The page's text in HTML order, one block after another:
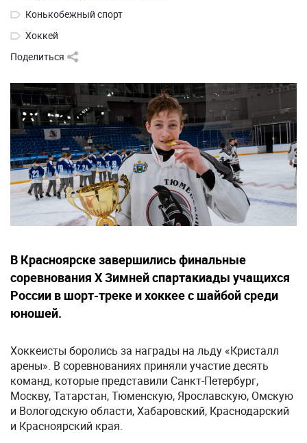
Конькобежный спорт
Хоккей
Поделиться
В Красноярске завершились финальные
соревнования Х Зимней спартакиады учащихся
России в шорт-треке и хоккее с шайбой среди
юношей.
Хоккеисты боролись за награды на льду «Кристалл
арены». В соревнованиях приняли участие десять
команд, которые представили Санкт-Петербург,
Москву, Татарстан, Тюменскую, Ярославскую, Омскую
и Вологодскую области, Хабаровский, Краснодарский
и Красноярский края.